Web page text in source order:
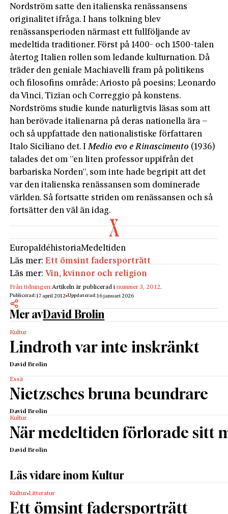
Nordström satte den italienska renässansens
originalitet ifråga. I hans tolkning blev
renässansperioden närmast ett fullföljande av
medeltida traditioner. Först på 1400- och 1500-talen
återtog Italien rollen som ledande kulturnation. Då
träder den geniale Machiavelli fram på politikens
och filosofins område; Ariosto på poesins; Leonardo
da Vinci, Tizian och Correggio på konstens.
Nordströms studie kunde naturligtvis läsas som att
han berövade italienarna på deras nationella ära –
och så uppfattade den nationalistiske författaren
Italo Siciliano det. IMedio evo eRinascimento (1936)
talades det om ”en liten professor uppifrån det
barbariska Norden”, som inte hade begripit att det
var den italienska renässansen som dominerade
världen. Så fortsatte striden om renässansen och så
fortsätter den väl än idag.
EuropaIdéhistoriaMedeltiden
Läs mer:Ett ömsint fadersporträtt
Läs mer: Vin, kvinnor och religion
Från tidningen:Artikeln är publicerad inummer 3, 2012.
Publicerad:17 april 2012 Uppdaterad:16 januari 2026
Mer avDavid Brolin
Kultur
Lindroth var inte inskränkt
David Brolin
Essä
Nietzsches bruna beundrare
David Brolin
Kultur
När medeltiden förlorade sitt
David Brolin
Läs vidare inom Kultur
Kultur Litteratur
Ett ömsint fadersporträtt